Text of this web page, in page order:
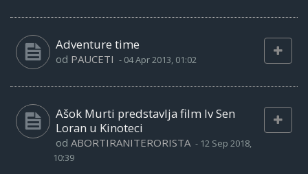
Adventure time
od PAUCETI - 04 Apr 2013, 01:02
Ašok Murti predstavlja film Iv Sen
Loran u Kinoteci
od ABORTIRANITERORISTA - 12 Sep 2018,
10:39